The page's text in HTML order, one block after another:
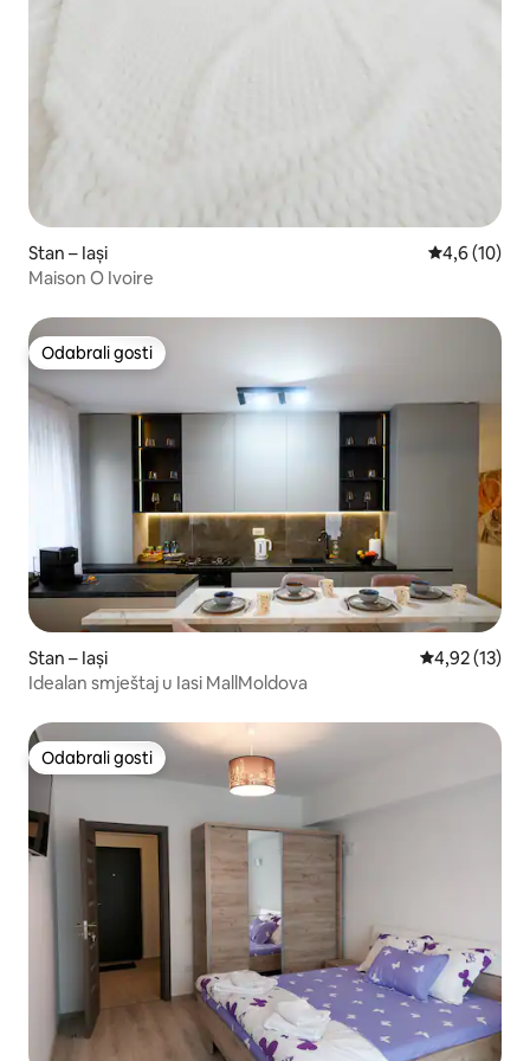
Stan – Iași Prosječna
4,6 (10)
Maison O Ivoire
Odabrali gosti
Odabrali gosti
Stan – Iași Prosječna
4,92 (13)
Idealan smještaj u Iasi MallMoldova
Odabrali gosti
Odabrali gosti